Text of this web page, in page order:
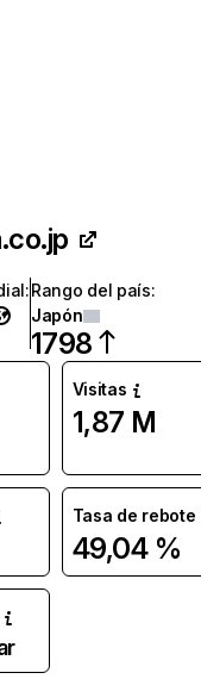
:Rango del país:
Japón
1798
Visitas
1,87 M
Tasa de rebote
49,04 %